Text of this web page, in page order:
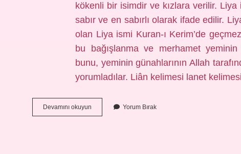
kökenli bir isimdir ve kızlara verilir. Liya
sabır ve en sabırlı olarak ifade edilir.
olan Liya ismi Kuran-ı Kerim’de
bu bağışlanma ve merhamet yeminin
bunu, yeminin günahlarının Allah
yorumladılar. Liân kelimesi lanet
Devamını okuyun
Türkçe
Yorum Bırak